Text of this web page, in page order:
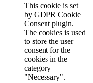
This cookie is set
by GDPR Cookie
Consent plugin.
The cookies is used
to store the user
consent for the
cookies in the
category
"Necessary".